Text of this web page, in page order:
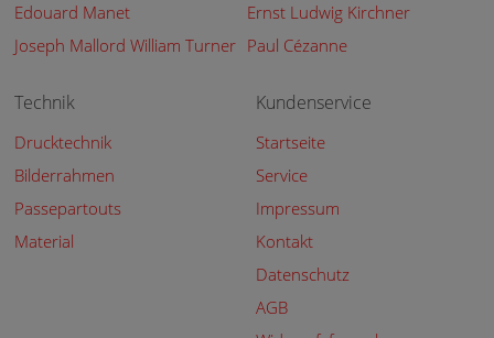
Edouard Manet
Ernst Ludwig Kirchner
Joseph Mallord William Turner Paul Cézanne
Technik
Drucktechnik
Bilderrahmen
Passepartouts
Material
Kundenservice
Startseite
Service
Impressum
Kontakt
Datenschutz
AGB